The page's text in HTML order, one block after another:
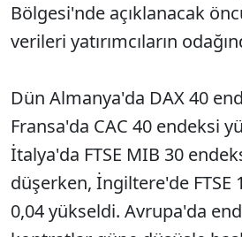
Bölgesi'nde açıklanacak
verileri yatırımcıların
Dün Almanya'da DAX 40
Fransa'da CAC 40 endeksi
İtalya'da FTSE MIB 30
düşerken, İngiltere'de FTSE
0,04 yükseldi. Avrupa'da